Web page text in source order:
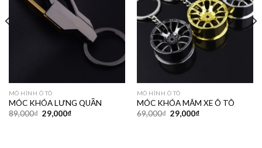
MÔ HÌNH Ô TÔ
MÓC KHÓA LƯNG QUẦN
89,000₫ 29,000₫
MÔ HÌNH Ô TÔ
MÓC KHÓA MÂM XE Ô TÔ
69,000₫ 29,000₫